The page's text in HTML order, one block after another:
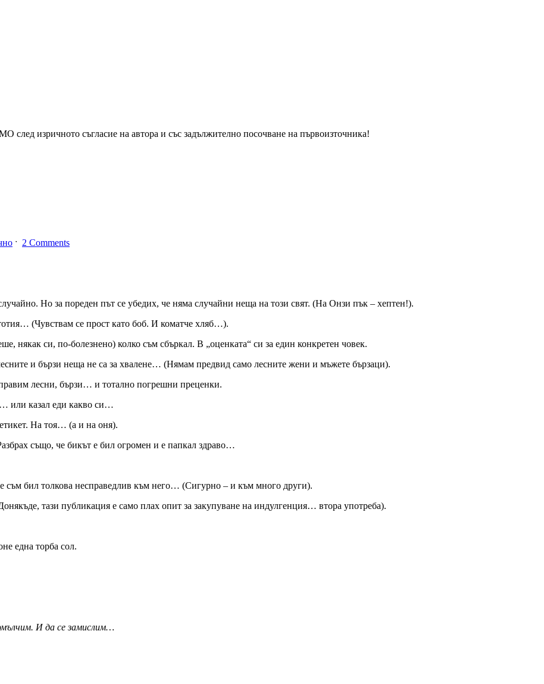
след изричното съгласие на автора и със задължително посочване на първоизточника!
ˑ 2 Comments
Но за пореден път се убедих, че няма случайни неща на този свят. (На Онзи пък – хептен!).
(Чувствам се прост като боб. И коматче хляб…).
някак си, по-болезнено) колко съм сбъркал. В „оценката“ си за един конкретен човек.
и бързи неща не са за хвалене… (Нямам предвид само лесните жени и мъжете бързаци).
лесни, бързи… и тотално погрешни преценки.
или казал еди какво си…
На тоя… (а и на оня).
също, че бикът е бил огромен и е папкал здраво…
съм бил толкова несправедлив към него… (Сигурно – и към много други).
тази публикация е само плах опит за закупуване на индулгенция… втора употреба).
една торба сол.
И да се замислим…